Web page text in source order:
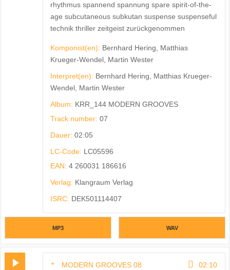
rhythmus spannend spannung spare spirit-of-the-
age subcutaneous subkutan suspense suspenseful
technik thriller zeitgeist zurückgenommen
Komponist(en): Bernhard Hering, Matthias
Krueger-Wendel, Martin Wester
Interpret(en): Bernhard Hering, Matthias Krueger-
Wendel, Martin Wester
Album: KRR_144 MODERN GROOVES
Track number: 07
Dauer: 02:05
LC-Code: LC05596
EAN: 4 260031 186616
Verlag: Klangraum Verlag
ISRC: DEK501114407
MP3 WAV
MODERN GROOVES 08 02:10